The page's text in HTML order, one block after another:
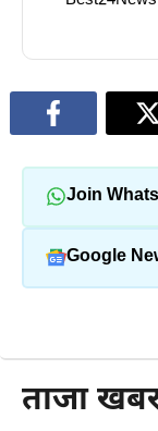
Join
Google
ताजा